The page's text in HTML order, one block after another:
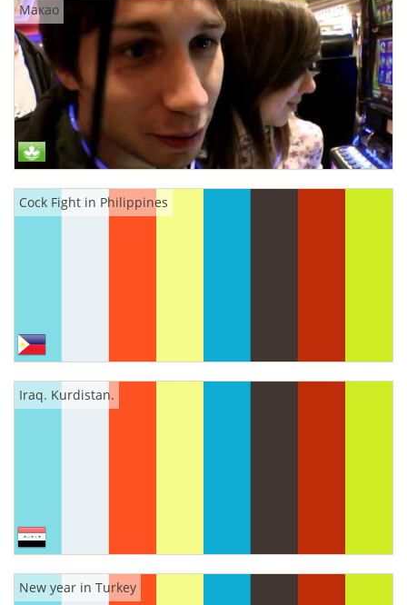
Макао
Cock Fight in Philippines
Iraq. Kurdistan.
New year in Turkey